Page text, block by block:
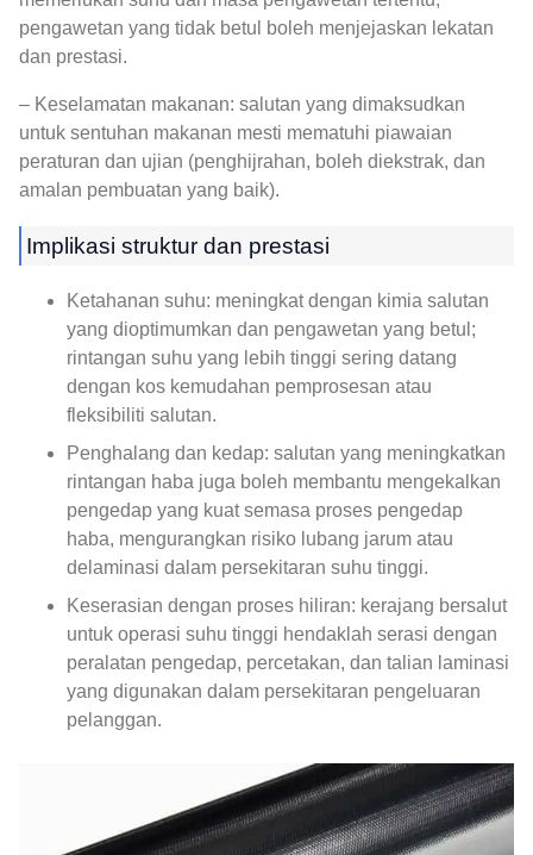
pengawetan yang tidak betul boleh menjejaskan lekatan
dan prestasi.
– Keselamatan makanan: salutan yang dimaksudkan
untuk sentuhan makanan mesti mematuhi piawaian
peraturan dan ujian (penghijrahan, boleh diekstrak, dan
amalan pembuatan yang baik).
Implikasi struktur dan prestasi
Ketahanan suhu: meningkat dengan kimia salutan
yang dioptimumkan dan pengawetan yang betul;
rintangan suhu yang lebih tinggi sering datang
dengan kos kemudahan pemprosesan atau
fleksibiliti salutan.
Penghalang dan kedap: salutan yang meningkatkan
rintangan haba juga boleh membantu mengekalkan
pengedap yang kuat semasa proses pengedap
haba, mengurangkan risiko lubang jarum atau
delaminasi dalam persekitaran suhu tinggi.
Keserasian dengan proses hiliran: kerajang bersalut
untuk operasi suhu tinggi hendaklah serasi dengan
peralatan pengedap, percetakan, dan talian laminasi
yang digunakan dalam persekitaran pengeluaran
pelanggan.